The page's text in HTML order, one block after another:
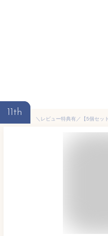
11th